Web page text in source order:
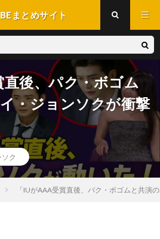
まとめサイト
直後、パク・ボゴム
・ジョンソクが衝撃
ク
「IUがAAA受賞直後、パク・ボゴムと共演